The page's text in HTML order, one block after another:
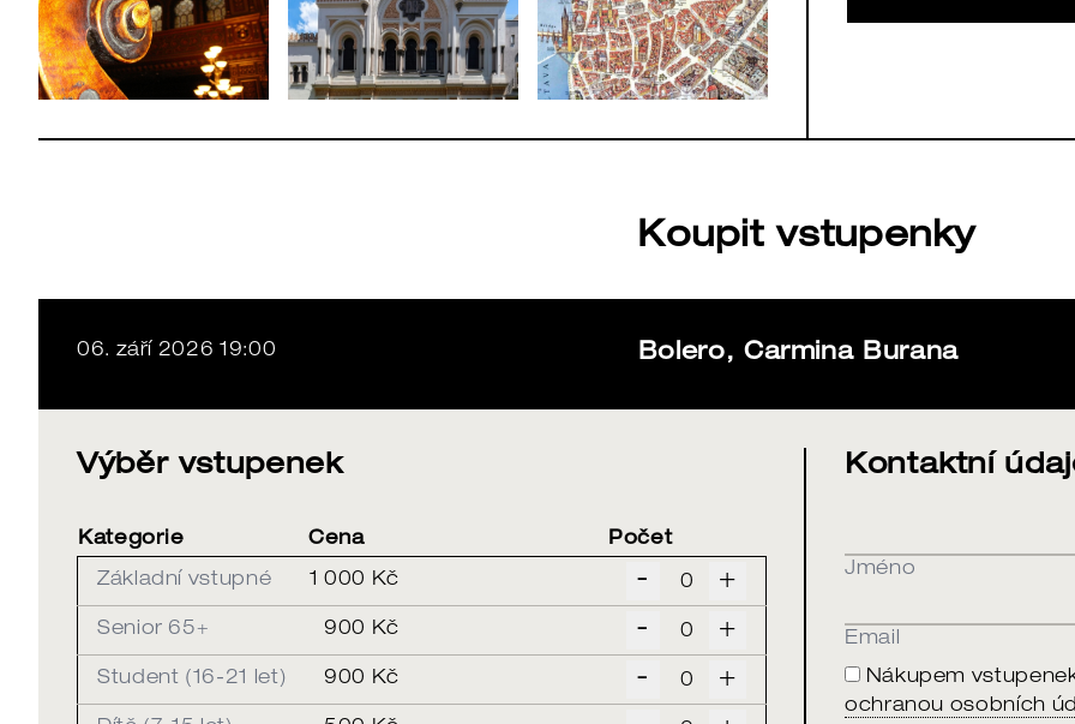
Koupit vstupenky
06. září 2026 19:00 Bolero, Carmina Burana
Výběr vstupenek
Kategorie Cena Počet
Základní vstupné 1 000 Kč - +
Senior 65+ 900 Kč - +
Student (16-21 let) 900 Kč - +
Kontaktní
Jméno
Email
Nákupem
ochranou osobních